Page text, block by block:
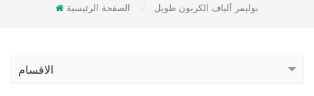
الصفحة الرئيسية بوليمر ألياف الكربون طويل
الاقسام